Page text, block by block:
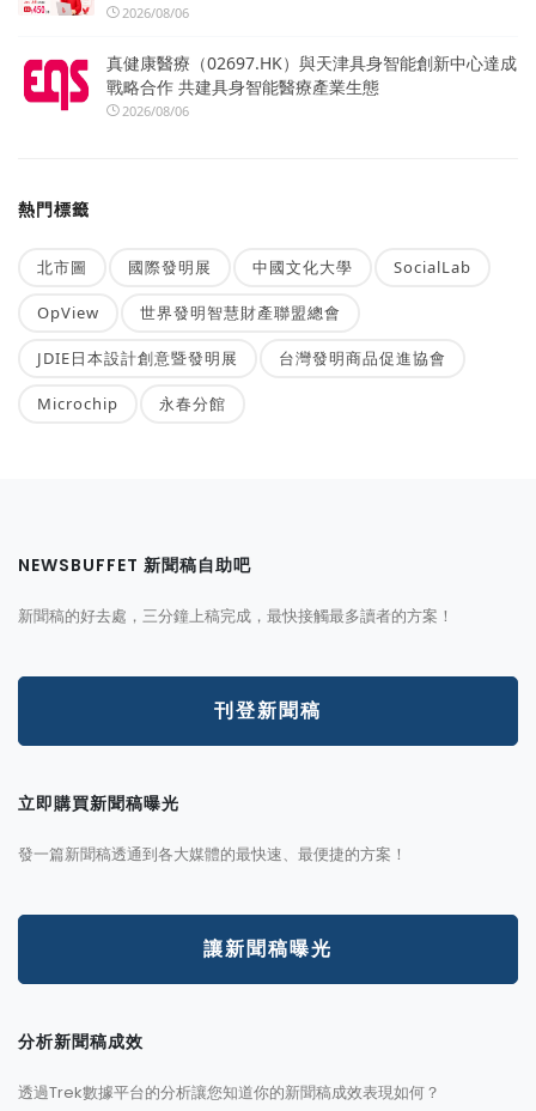
2026/08/06
真健康醫療（02697.HK）與天津具身智能創新中心達成
戰略合作 共建具身智能醫療產業生態
2026/08/06
熱門標籤
北市圖 國際發明展 中國文化大學 SocialLab
OpView 世界發明智慧財產聯盟總會
JDIE日本設計創意暨發明展 台灣發明商品促進協會
Microchip 永春分館
NEWSBUFFET 新聞稿自助吧
新聞稿的好去處，三分鐘上稿完成，最快接觸最多讀者的方案！
刊登新聞稿
立即購買新聞稿曝光
發一篇新聞稿透通到各大媒體的最快速、最便捷的方案！
讓新聞稿曝光
分析新聞稿成效
透過Trek數據平台的分析讓您知道你的新聞稿成效表現如何？